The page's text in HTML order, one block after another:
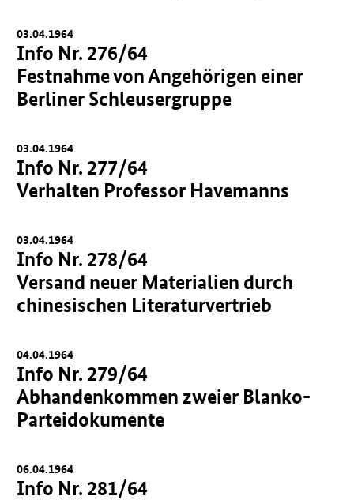
03.04.1964
Info Nr. 276/64
Festnahme von Angehörigen einer
Berliner Schleusergruppe
03.04.1964
Info Nr. 277/64
Verhalten Professor Havemanns
03.04.1964
Info Nr. 278/64
Versand neuer Materialien durch
chinesischen Literaturvertrieb
04.04.1964
Info Nr. 279/64
Abhandenkommen zweier Blanko-
Parteidokumente
06.04.1964
Info Nr. 281/64